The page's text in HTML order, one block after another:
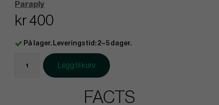
Paraply
kr 400
På lager. Leveringstid: 2–5 dager.
Legg til kurv
FACTS